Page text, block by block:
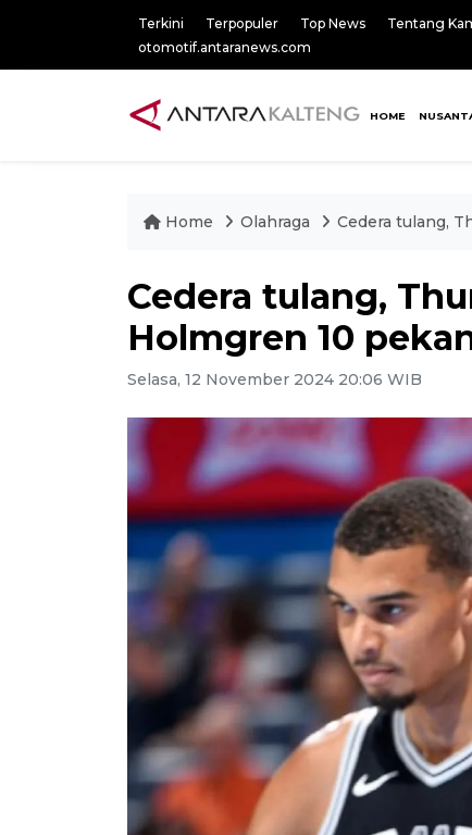
Terkini Terpopuler Top News Tentang
otomotif.antaranews.com
HOME
Home Olahraga Cedera tulang,
Cedera tulang,
Holmgren 10
Selasa, 12 November 2024 20:06 WIB